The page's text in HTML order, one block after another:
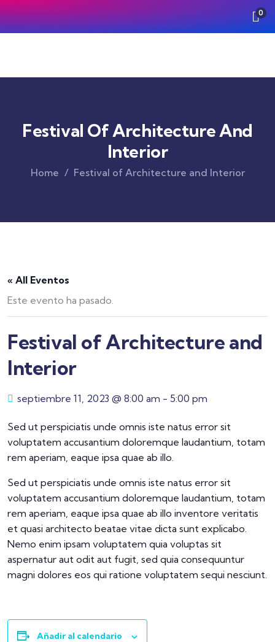
0
Festival Of Architecture And
Interior
Home Festival of Architecture and Interior
« All Eventos
Este evento ha pasado.
Festival of Architecture and
Interior
septiembre 11, 2023 @ 8:00 am - 5:00 pm
Sed ut perspiciatis unde omnis iste natus error sit
voluptatem accusantium doloremque laudantium, totam
rem aperiam, eaque ipsa quae ab illo.
Sed ut perspiciatis unde omnis iste natus error sit
voluptatem accusantium doloremque laudantium, totam
rem aperiam, eaque ipsa quae ab illo inventore veritatis
et quasi architecto beatae vitae dicta sunt explicabo.
Nemo enim ipsam voluptatem quia voluptas sit
aspernatur aut odit aut fugit, sed quia consequuntur
magni dolores eos qui ratione voluptatem sequi nesciunt.
Añadir al calendario